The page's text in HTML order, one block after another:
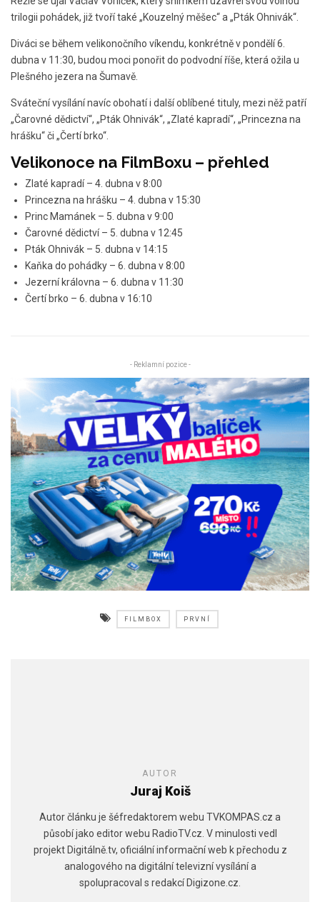
trilogii pohádek, již tvoří také „Kouzelný měšec“ a „Pták Ohnivák“.
Diváci se během velikonočního víkendu, konkrétně v pondělí 6.
dubna v 11:30, budou moci ponořit do podvodní říše, která ožila u
Plešného jezera na Šumavě.
Sváteční vysílání navíc obohatí i další oblíbené tituly, mezi něž patří
„Čarovné dědictví“, „Pták Ohnivák“, „Zlaté kapradí“, „Princezna na
hrášku“ či „Čertí brko“.
Velikonoce na FilmBoxu – přehled
Zlaté kapradí – 4. dubna v 8:00
Princezna na hrášku – 4. dubna v 15:30
Princ Mamánek – 5. dubna v 9:00
Čarovné dědictví – 5. dubna v 12:45
Pták Ohnivák – 5. dubna v 14:15
Kaňka do pohádky – 6. dubna v 8:00
Jezerní královna – 6. dubna v 11:30
Čertí brko – 6. dubna v 16:10
- Reklamní pozice -
FILMBOX PRVNÍ
AUTOR
Juraj Koiš
Autor článku je šéfredaktorem webu TVKOMPAS.cz a
působí jako editor webu RadioTV.cz. V minulosti vedl
projekt Digitálně.tv, oficiální informační web k přechodu z
analogového na digitální televizní vysílání a
spolupracoval s redakcí Digizone.cz.